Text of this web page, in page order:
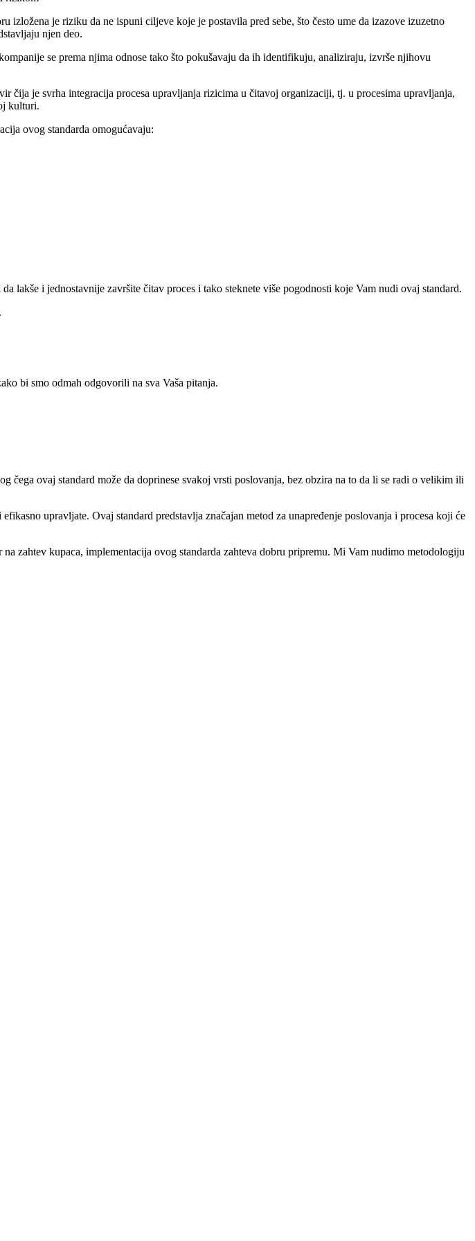
je riziku da ne ispuni ciljeve koje je postavila pred sebe, što često ume da izazove izuzetno
njen deo.
se prema njima odnose tako što pokušavaju da ih identifikuju, analiziraju, izvrše njihovu
čija je svrha integracija procesa upravljanja rizicima u čitavoj organizaciji, tj. u procesima upravljanja,
kulturi.
ovog standarda omogućavaju:
lakše i jednostavnije završite čitav proces i tako steknete više pogodnosti koje Vam nudi ovaj standard.
bi smo odmah odgovorili na sva Vaša pitanja.
čega ovaj standard može da doprinese svakoj vrsti poslovanja, bez obzira na to da li se radi o velikim ili
upravljate. Ovaj standard predstavlja značajan metod za unapređenje poslovanja i procesa koji će
zahtev kupaca, implementacija ovog standarda zahteva dobru pripremu. Mi Vam nudimo metodologiju